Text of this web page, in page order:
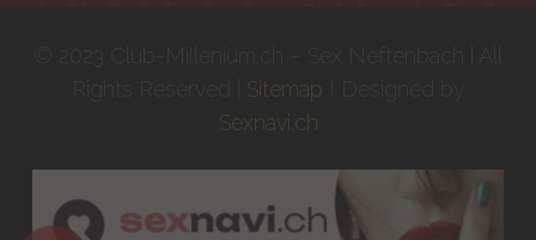
Sitemap
Sexnavi.ch